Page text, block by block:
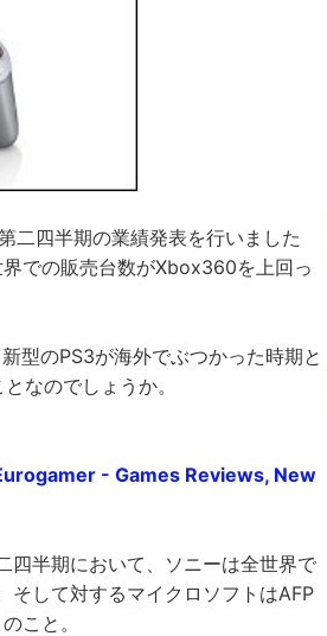
二四半期の業績発表を行いました
での販売台数がXbox360を上回っ
型のPS3が海外でぶつかった時期と
なのでしょうか。
- Games Reviews, New
四半期において、ソニーは全世界で
して対するマイクロソフトはAFP
こと。